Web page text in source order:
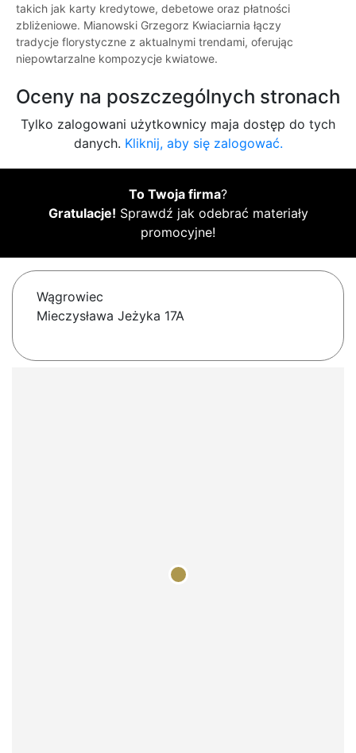
takich jak karty kredytowe, debetowe oraz płatności
zbliżeniowe. Mianowski Grzegorz Kwiaciarnia łączy
tradycje florystyczne z aktualnymi trendami, oferując
niepowtarzalne kompozycje kwiatowe.
Oceny na poszczególnych stronach
Tylko zalogowani użytkownicy maja dostęp do tych
danych. Kliknij, aby się zalogować.
To Twoja firma?
Gratulacje! Sprawdź jak odebrać materiały
promocyjne!
Wągrowiec
Mieczysława Jeżyka 17A